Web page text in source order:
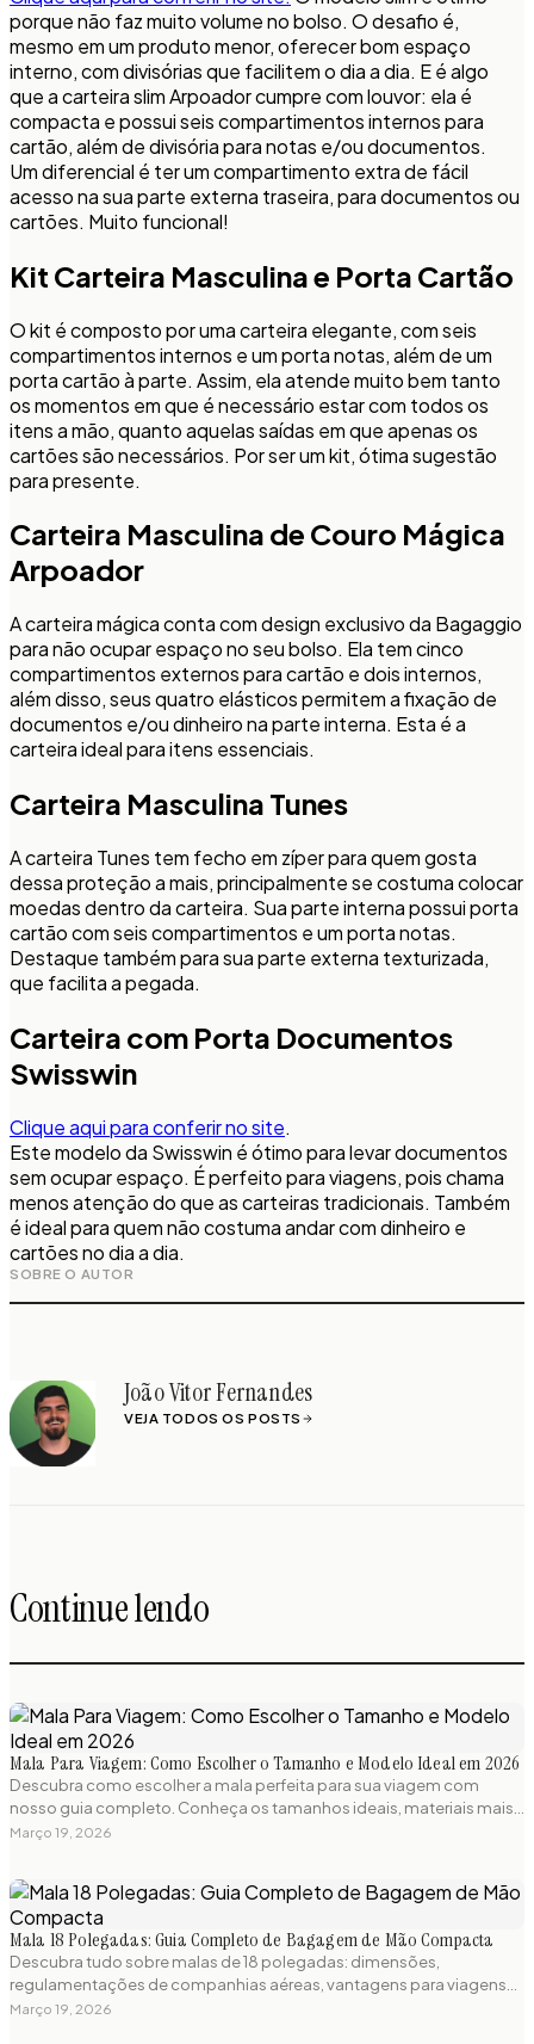
porque não faz muito volume no bolso. O desafio é,
mesmo em um produto menor, oferecer bom espaço
interno, com divisórias que facilitem o dia a dia. E é algo
que a carteira slim Arpoador cumpre com louvor: ela é
compacta e possui seis compartimentos internos para
cartão, além de divisória para notas e/ou documentos.
Um diferencial é ter um compartimento extra de fácil
acesso na sua parte externa traseira, para documentos ou
cartões. Muito funcional!
Kit Carteira Masculina e Porta Cartão
O kit é composto por uma carteira elegante, com seis
compartimentos internos e um porta notas, além de um
porta cartão à parte. Assim, ela atende muito bem tanto
os momentos em que é necessário estar com todos os
itens a mão, quanto aquelas saídas em que apenas os
cartões são necessários. Por ser um kit, ótima sugestão
para presente.
Carteira Masculina de Couro Mágica
Arpoador
A carteira mágica conta com design exclusivo da Bagaggio
para não ocupar espaço no seu bolso. Ela tem cinco
compartimentos externos para cartão e dois internos,
além disso, seus quatro elásticos permitem a fixação de
documentos e/ou dinheiro na parte interna. Esta é a
carteira ideal para itens essenciais.
Carteira Masculina Tunes
A carteira Tunes tem fecho em zíper para quem gosta
dessa proteção a mais, principalmente se costuma colocar
moedas dentro da carteira. Sua parte interna possui porta
cartão com seis compartimentos e um porta notas.
Destaque também para sua parte externa texturizada,
que facilita a pegada.
Carteira com Porta Documentos
Swisswin
Clique aqui para conferir no site.
Este modelo da Swisswin é ótimo para levar documentos
sem ocupar espaço. É perfeito para viagens, pois chama
menos atenção do que as carteiras tradicionais. Também
é ideal para quem não costuma andar com dinheiro e
cartões no dia a dia.
SOBRE O AUTOR
João Vitor Fernandes
VEJA TODOS OS POSTS
Continue lendo
Mala Para Viagem: Como Escolher o Tamanho e Modelo Ideal em 2026
Descubra como escolher a mala perfeita para sua viagem com
nosso guia completo. Conheça os tamanhos ideais, materiais mais
resistentes e regulamentações de bagagem para viajar sem
Março 19, 2026
Mala 18 Polegadas: Guia Completo de Bagagem de Mão Compacta
Descubra tudo sobre malas de 18 polegadas: dimensões,
regulamentações de companhias aéreas, vantagens para viagens
curtas e os melhores modelos compactos disponíveis. Guia prático
Março 19, 2026